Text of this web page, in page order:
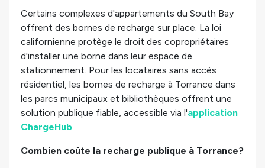
Certains complexes d'appartements du South Bay
offrent des bornes de recharge sur place. La loi
californienne protège le droit des copropriétaires
d'installer une borne dans leur espace de
stationnement. Pour les locataires sans accès
résidentiel, les bornes de recharge à Torrance dans
les parcs municipaux et bibliothèques offrent une
solution publique fiable, accessible via l'application
ChargeHub.
Combien coûte la recharge publique à Torrance?